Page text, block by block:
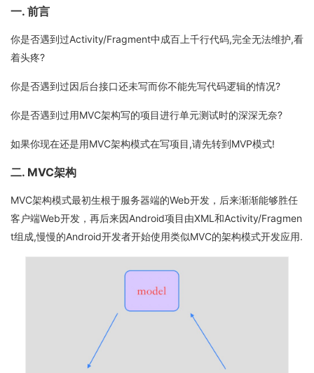
一. 前言
你是否遇到过Activity/Fragment中成百上千行代码,完全无法维护,看
着头疼?
你是否遇到过因后台接口还未写而你不能先写代码逻辑的情况?
你是否遇到过用MVC架构写的项目进行单元测试时的深深无奈?
如果你现在还是用MVC架构模式在写项目,请先转到MVP模式!
二. MVC架构
MVC架构模式最初生根于服务器端的Web开发，后来渐渐能够胜任
客户端Web开发，再后来因Android项目由XML和Activity/Fragmen
t组成,慢慢的Android开发者开始使用类似MVC的架构模式开发应用.